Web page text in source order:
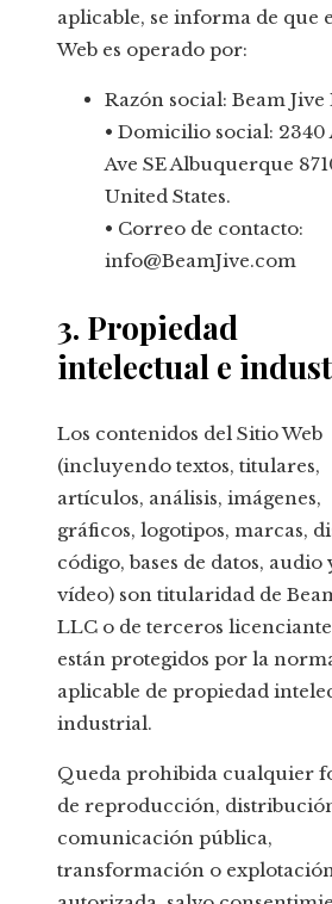
aplicable, se informa de que
Web es operado por:
Razón social: Beam Jive
• Domicilio social: 2340
Ave SE Albuquerque
United States.
• Correo de contacto:
info@BeamJive.com
3. Propiedad
intelectual e
Los contenidos del Sitio Web
(incluyendo textos, titulares,
artículos, análisis, imágenes,
gráficos, logotipos, marcas,
código, bases de datos, audio
vídeo) son titularidad de
LLC o de terceros
están protegidos por la
aplicable de propiedad
industrial.
Queda prohibida cualquier
de reproducción,
comunicación pública,
transformación o